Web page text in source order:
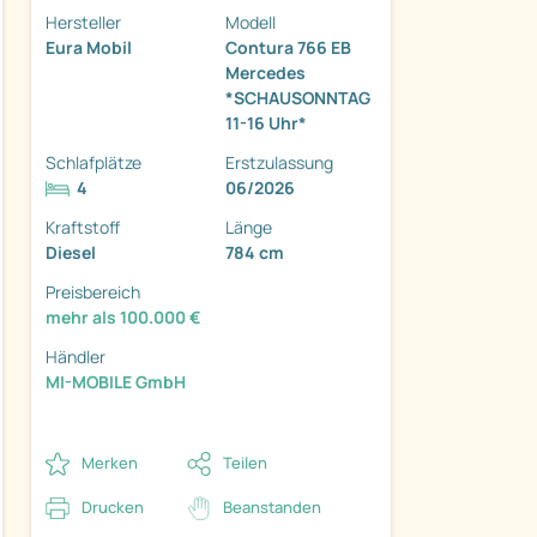
Hersteller
Eura Mobil
Modell
Contura 766 EB
Mercedes
*SCHAUSONNTAG
11-16 Uhr*
Schlafplätze
4
Erstzulassung
06/2026
Kraftstoff
Diesel
Länge
784 cm
Preisbereich
mehr als 100.000 €
Händler
MI-MOBILE GmbH
Merken Teilen
Drucken Beanstanden